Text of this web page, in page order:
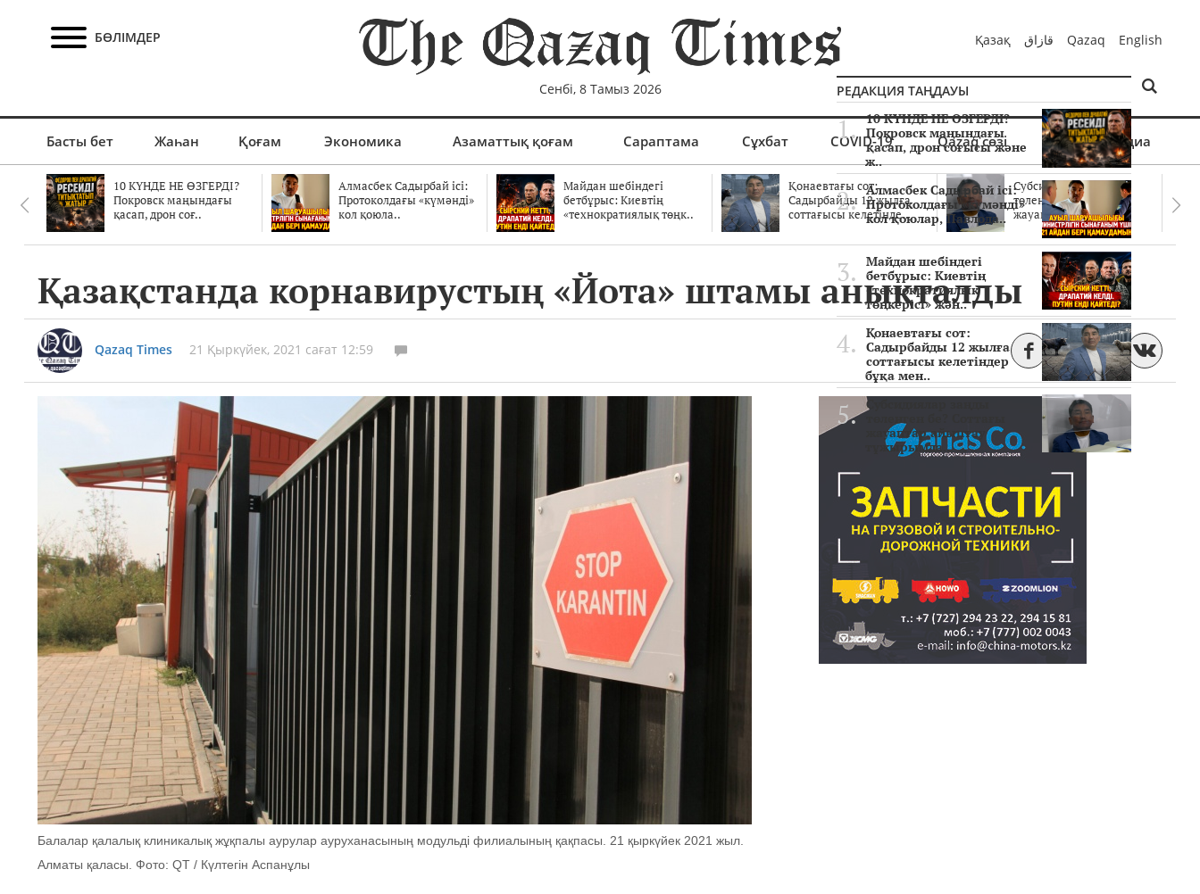
БӨЛІМДЕР
Сенбі, 8 Тамыз 2026
Қазақ قازاق Qazaq English
Басты бет Жаһан Қоғам Экономика Азаматтық қоғам Сараптама Сұхбат COVID-19 Qazaq сөзі Мультимедиа
10 КҮНДЕ НЕ ӨЗГЕРДІ?
Покровск маңындағы
қасап, дрон соғ..
Алмасбек Садырбай ісі:
Протоколдағы «күмәнді»
кол қоюла..
Майдан шебіндегі
бетбұрыс: Киевтің
«технократиялық төңк..
Қонаевтағы сот:
Садырбайды 12 жылға
соттағысы келетінде..
Субсидиялар заңды
төленген бе? Соттағы
жауаптар айыптау..
Қазақстанда корнавирустың «Йота» штамы анықталды
Qazaq Times 21 Қыркүйек, 2021 сағат 12:59
Балалар қалалық клиникалық жұқпалы аурулар ауруханасының модульді филиалының қақпасы. 21 қыркүйек 2021 жыл.
Алматы қаласы. Фото: QT / Күлтегін Аспанұлы
РЕДАКЦИЯ ТАҢДАУЫ
10 КҮНДЕ НЕ ӨЗГЕРДІ?
Покровск маңындағы
қасап, дрон соғысы және
ж..
Алмасбек Садырбай ісі:
Протоколдағы «күмәнді»
кол қоюлар, Павлода..
Майдан шебіндегі
бетбұрыс: Киевтің
«технократиялық
төңкерісі» жән..
Қонаевтағы сот:
Садырбайды 12 жылға
соттағысы келетіндер
бұқа мен..
Субсидиялар заңды
жауаптар айыптау
тұжырымда..